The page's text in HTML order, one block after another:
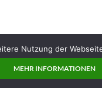
Nutzung der
MEHR INFORMATIONEN